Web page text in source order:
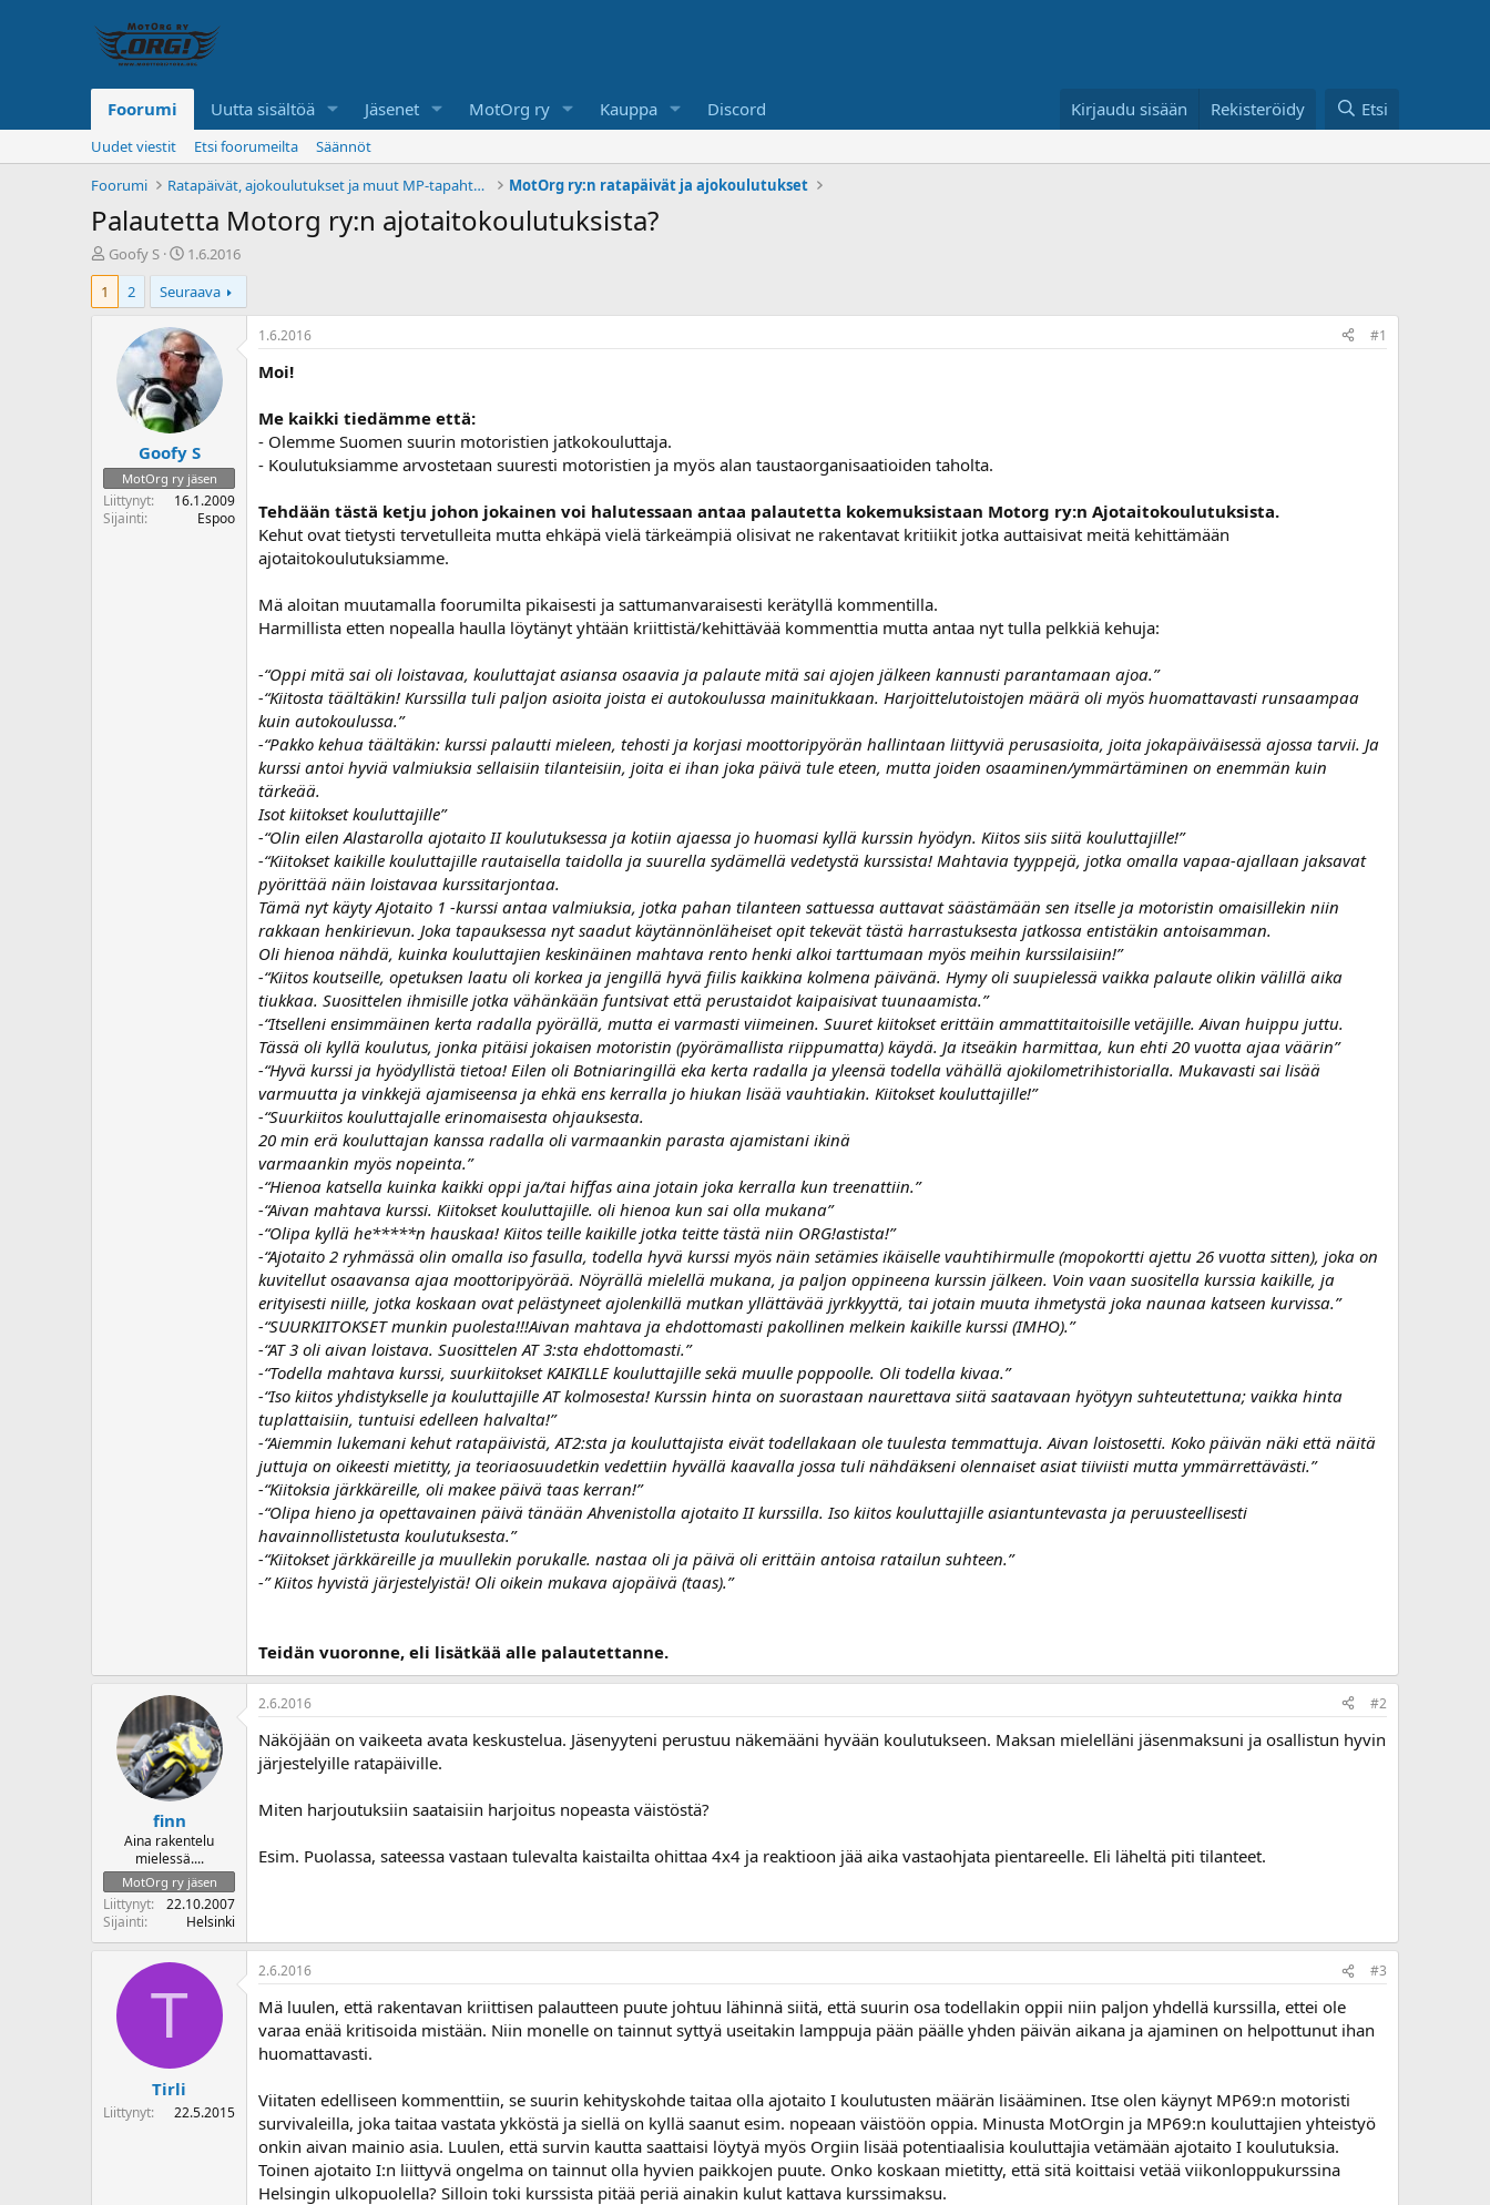
Foorumi Uutta sisältöä Jäsenet MotOrg ry Kauppa Discord Kirjaudu sisään Rekisteröidy Etsi
Uudet viestit Etsi foorumeilta
Säännöt
Foorumi
Ratapäivät, ajokoulutukset ja muut MP-tapahtumat MotOrg ry:n ratapäivät ja ajokoulutukset
Palautetta Motorg ry:n ajotaitokoulutuksista?
K
e
k
a
l
o
Goofy S
A
l
o
i
t
u
s
p
ä
i
v
ä
1.6.2016
1
2 Seuraava
Goofy S
MotOrg ry jäsen
Liittynyt
16.1.2009
Sijainti
Espoo
1.6.2016 #1
Moi!
Me kaikki tiedämme että:
- Olemme Suomen suurin motoristien jatkokouluttaja.
- Koulutuksiamme arvostetaan suuresti motoristien ja myös alan taustaorganisaatioiden taholta.
Tehdään tästä ketju johon jokainen voi halutessaan antaa palautetta kokemuksistaan Motorg ry:n Ajotaitokoulutuksista.
Kehut ovat tietysti tervetulleita mutta ehkäpä vielä tärkeämpiä olisivat ne rakentavat kritiikit jotka auttaisivat meitä kehittämään
ajotaitokoulutuksiamme.
Mä aloitan muutamalla foorumilta pikaisesti ja sattumanvaraisesti kerätyllä kommentilla.
Harmillista etten nopealla haulla löytänyt yhtään kriittistä/kehittävää kommenttia mutta antaa nyt tulla pelkkiä kehuja:
-“Oppi mitä sai oli loistavaa, kouluttajat asiansa osaavia ja palaute mitä sai ajojen jälkeen kannusti parantamaan ajoa.”
-“Kiitosta täältäkin! Kurssilla tuli paljon asioita joista ei autokoulussa mainitukkaan. Harjoittelutoistojen määrä oli myös huomattavasti runsaampaa
kuin autokoulussa.”
-“Pakko kehua täältäkin: kurssi palautti mieleen, tehosti ja korjasi moottoripyörän hallintaan liittyviä perusasioita, joita jokapäiväisessä ajossa tarvii. Ja
kurssi antoi hyviä valmiuksia sellaisiin tilanteisiin, joita ei ihan joka päivä tule eteen, mutta joiden osaaminen/ymmärtäminen on enemmän kuin
tärkeää.
Isot kiitokset kouluttajille”
-“Olin eilen Alastarolla ajotaito II koulutuksessa ja kotiin ajaessa jo huomasi kyllä kurssin hyödyn. Kiitos siis siitä kouluttajille!”
-“Kiitokset kaikille kouluttajille rautaisella taidolla ja suurella sydämellä vedetystä kurssista! Mahtavia tyyppejä, jotka omalla vapaa-ajallaan jaksavat
pyörittää näin loistavaa kurssitarjontaa.
Tämä nyt käyty Ajotaito 1 -kurssi antaa valmiuksia, jotka pahan tilanteen sattuessa auttavat säästämään sen itselle ja motoristin omaisillekin niin
rakkaan henkirievun. Joka tapauksessa nyt saadut käytännönläheiset opit tekevät tästä harrastuksesta jatkossa entistäkin antoisamman.
Oli hienoa nähdä, kuinka kouluttajien keskinäinen mahtava rento henki alkoi tarttumaan myös meihin kurssilaisiin!”
-“Kiitos koutseille, opetuksen laatu oli korkea ja jengillä hyvä fiilis kaikkina kolmena päivänä. Hymy oli suupielessä vaikka palaute olikin välillä aika
tiukkaa. Suosittelen ihmisille jotka vähänkään funtsivat että perustaidot kaipaisivat tuunaamista.”
-“Itselleni ensimmäinen kerta radalla pyörällä, mutta ei varmasti viimeinen. Suuret kiitokset erittäin ammattitaitoisille vetäjille. Aivan huippu juttu.
Tässä oli kyllä koulutus, jonka pitäisi jokaisen motoristin (pyörämallista riippumatta) käydä. Ja itseäkin harmittaa, kun ehti 20 vuotta ajaa väärin”
-“Hyvä kurssi ja hyödyllistä tietoa! Eilen oli Botniaringillä eka kerta radalla ja yleensä todella vähällä ajokilometrihistorialla. Mukavasti sai lisää
varmuutta ja vinkkejä ajamiseensa ja ehkä ens kerralla jo hiukan lisää vauhtiakin. Kiitokset kouluttajille!”
-“Suurkiitos kouluttajalle erinomaisesta ohjauksesta.
20 min erä kouluttajan kanssa radalla oli varmaankin parasta ajamistani ikinä
varmaankin myös nopeinta.”
-“Hienoa katsella kuinka kaikki oppi ja/tai hiffas aina jotain joka kerralla kun treenattiin.”
-“Aivan mahtava kurssi. Kiitokset kouluttajille. oli hienoa kun sai olla mukana”
-“Olipa kyllä he*****n hauskaa! Kiitos teille kaikille jotka teitte tästä niin ORG!astista!”
-“Ajotaito 2 ryhmässä olin omalla iso fasulla, todella hyvä kurssi myös näin setämies ikäiselle vauhtihirmulle (mopokortti ajettu 26 vuotta sitten), joka on
kuvitellut osaavansa ajaa moottoripyörää. Nöyrällä mielellä mukana, ja paljon oppineena kurssin jälkeen. Voin vaan suositella kurssia kaikille, ja
erityisesti niille, jotka koskaan ovat pelästyneet ajolenkillä mutkan yllättävää jyrkkyyttä, tai jotain muuta ihmetystä joka naunaa katseen kurvissa.”
-“SUURKIITOKSET munkin puolesta!!!Aivan mahtava ja ehdottomasti pakollinen melkein kaikille kurssi (IMHO).”
-“AT 3 oli aivan loistava. Suosittelen AT 3:sta ehdottomasti.”
-“Todella mahtava kurssi, suurkiitokset KAIKILLE kouluttajille sekä muulle poppoolle. Oli todella kivaa.”
-“Iso kiitos yhdistykselle ja kouluttajille AT kolmosesta! Kurssin hinta on suorastaan naurettava siitä saatavaan hyötyyn suhteutettuna; vaikka hinta
tuplattaisiin, tuntuisi edelleen halvalta!”
-“Aiemmin lukemani kehut ratapäivistä, AT2:sta ja kouluttajista eivät todellakaan ole tuulesta temmattuja. Aivan loistosetti. Koko päivän näki että näitä
juttuja on oikeesti mietitty, ja teoriaosuudetkin vedettiin hyvällä kaavalla jossa tuli nähdäkseni olennaiset asiat tiiviisti mutta ymmärrettävästi.”
-“Kiitoksia järkkäreille, oli makee päivä taas kerran!”
-“Olipa hieno ja opettavainen päivä tänään Ahvenistolla ajotaito II kurssilla. Iso kiitos kouluttajille asiantuntevasta ja peruusteellisesti
havainnollistetusta koulutuksesta.”
-“Kiitokset järkkäreille ja muullekin porukalle. nastaa oli ja päivä oli erittäin antoisa ratailun suhteen.”
-” Kiitos hyvistä järjestelyistä! Oli oikein mukava ajopäivä (taas).”
Teidän vuoronne, eli lisätkää alle palautettanne.
finn
Aina rakentelu
mielessä....
MotOrg ry jäsen
Liittynyt
22.10.2007
Sijainti
Helsinki
2.6.2016 #2
Näköjään on vaikeeta avata keskustelua. Jäsenyyteni perustuu näkemääni hyvään koulutukseen. Maksan mielelläni jäsenmaksuni ja osallistun hyvin
järjestelyille ratapäiville.
Miten harjoutuksiin saataisiin harjoitus nopeasta väistöstä?
Esim. Puolassa, sateessa vastaan tulevalta kaistailta ohittaa 4x4 ja reaktioon jää aika vastaohjata pientareelle. Eli läheltä piti tilanteet.
T
Tirli
Liittynyt 22.5.2015
2.6.2016 #3
Mä luulen, että rakentavan kriittisen palautteen puute johtuu lähinnä siitä, että suurin osa todellakin oppii niin paljon yhdellä kurssilla, ettei ole
varaa enää kritisoida mistään. Niin monelle on tainnut syttyä useitakin lamppuja pään päälle yhden päivän aikana ja ajaminen on helpottunut ihan
huomattavasti.
Viitaten edelliseen kommenttiin, se suurin kehityskohde taitaa olla ajotaito I koulutusten määrän lisääminen. Itse olen käynyt MP69:n motoristi
survivaleilla, joka taitaa vastata ykköstä ja siellä on kyllä saanut esim. nopeaan väistöön oppia. Minusta MotOrgin ja MP69:n kouluttajien yhteistyö
onkin aivan mainio asia. Luulen, että survin kautta saattaisi löytyä myös Orgiin lisää potentiaalisia kouluttajia vetämään ajotaito I koulutuksia.
Toinen ajotaito I:n liittyvä ongelma on tainnut olla hyvien paikkojen puute. Onko koskaan mietitty, että sitä koittaisi vetää viikonloppukurssina
Helsingin ulkopuolella? Silloin toki kurssista pitää periä ainakin kulut kattava kurssimaksu.